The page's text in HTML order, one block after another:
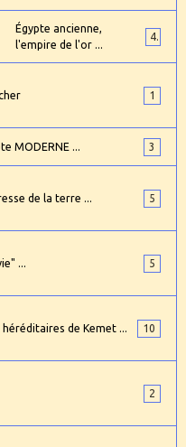
Égypte ancienne,
l'empire de l'or ...
4
1
MODERNE ... 3
de la terre ... 5
... 5
de Kemet ... 10
2